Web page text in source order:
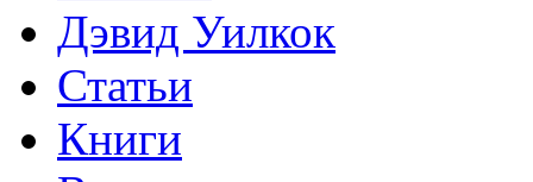
Дэвид Уилкок
Статьи
Книги